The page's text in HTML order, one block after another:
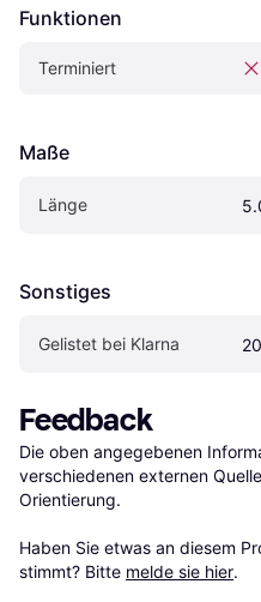
Funktionen
Terminiert
Maße
Länge
Sonstiges
Gelistet bei Klarna
Feedback
Die oben angegebenen
verschiedenen externen
Orientierung.
Haben Sie etwas an diesem
stimmt? Bitte melde sie hier.